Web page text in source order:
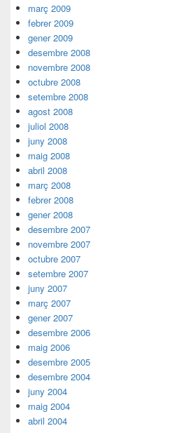
març 2009
febrer 2009
gener 2009
desembre 2008
novembre 2008
octubre 2008
setembre 2008
agost 2008
juliol 2008
juny 2008
maig 2008
abril 2008
març 2008
febrer 2008
gener 2008
desembre 2007
novembre 2007
octubre 2007
setembre 2007
juny 2007
març 2007
gener 2007
desembre 2006
maig 2006
desembre 2005
desembre 2004
juny 2004
maig 2004
abril 2004